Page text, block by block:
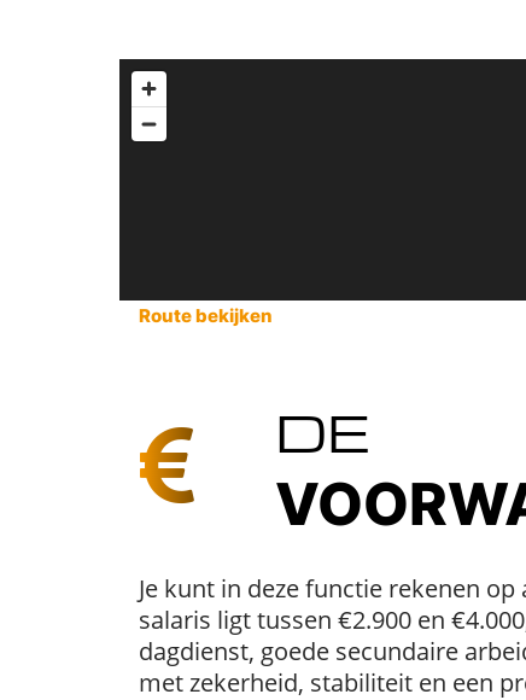
Route bekijken
DE
Je kunt in deze functie rekenen
salaris ligt tussen €2.900 en
dagdienst, goede secundaire
met zekerheid, stabiliteit en een